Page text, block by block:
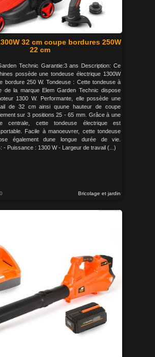
32 cm coupe bordures 250W
22 cm
Technic Garantie:3 ans Description: Ce
possède une tondeuse électrique 1300W
bordure 250 W. Tondeuse : Cette tondeuse à
de la marque Elem Garden Technic dispose
1300 W. Performante, elle possède une
de 32 cm ainsi quune hauteur de coupe
sur 3 positions 25 - 65 mm. Grâce à une
centrale, cette tondeuse électrique est
Facile à manoeuvrer, cette tondeuse
également dune longue durée de vie.
- Puissance : 1300 W - Largeur de travail (...)
Bricolage et jardin